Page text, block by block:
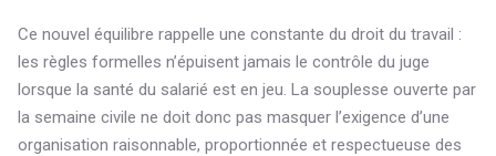
Ce nouvel équilibre rappelle une constante du droit du travail :
les règles formelles n’épuisent jamais le contrôle du juge
lorsque la santé du salarié est en jeu. La souplesse ouverte par
la semaine civile ne doit donc pas masquer l’exigence d’une
organisation raisonnable, proportionnée et respectueuse des